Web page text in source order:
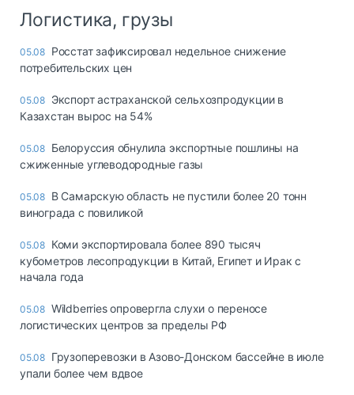
Логистика, грузы
05.08 Росстат зафиксировал недельное снижение
потребительских цен
05.08 Экспорт астраханской сельхозпродукции в
Казахстан вырос на 54%
05.08 Белоруссия обнулила экспортные пошлины на
сжиженные углеводородные газы
05.08 В Самарскую область не пустили более 20 тонн
винограда с повиликой
05.08 Коми экспортировала более 890 тысяч
кубометров лесопродукции в Китай, Египет и Ирак с
начала года
05.08 Wildberries опровергла слухи о переносе
логистических центров за пределы РФ
05.08 Грузоперевозки в Азово-Донском бассейне в июле
упали более чем вдвое